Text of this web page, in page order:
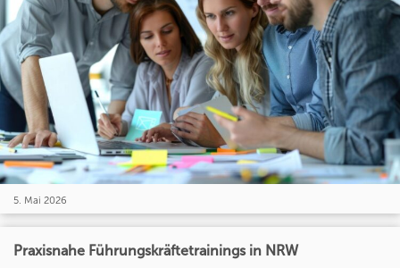
5. Mai 2026
Praxisnahe Führungskräftetrainings in NRW